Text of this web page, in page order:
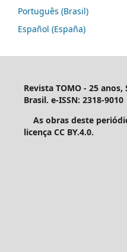
Português (Brasil)
Español (España)
Revista TOMO - 25
Brasil. e-ISSN: 2318-9010
As obras deste
licença CC BY.4.0.